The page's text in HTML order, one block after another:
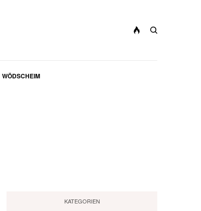
WÖDSCHEIM
KATEGORIEN